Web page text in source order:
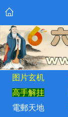
图片玄机
高手解挂
電郵天地